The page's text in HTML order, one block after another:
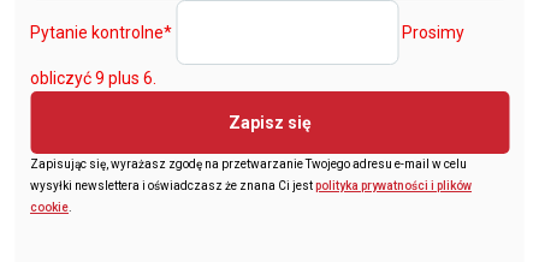
Pytanie kontrolne* Prosimy
obliczyć 9 plus 6.
Zapisz się
Zapisując się, wyrażasz zgodę na przetwarzanie Twojego adresu e-mail w celu
wysyłki newslettera i oświadczasz że znana Ci jestpolityka prywatności i plików
cookie